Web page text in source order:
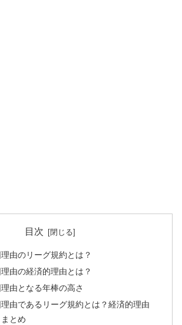
目次
由のリーグ規約とは？
由の経済的理由とは？
由となる年棒の高さ
理由であるリーグ規約とは？経済的理由
とめ